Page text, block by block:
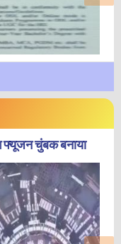
फ्यूजन चुंबक बनाया